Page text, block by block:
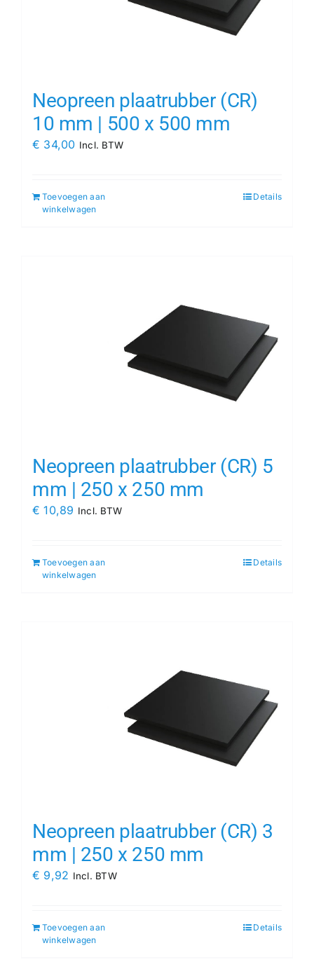
Neopreen plaatrubber (CR)
10 mm | 500 x 500 mm
€ 34,00 Incl. BTW
Toevoegen aan
winkelwagen
Details
Neopreen plaatrubber (CR) 5
mm | 250 x 250 mm
€ 10,89 Incl. BTW
Toevoegen aan
winkelwagen
Details
Neopreen plaatrubber (CR) 3
mm | 250 x 250 mm
€ 9,92 Incl. BTW
Toevoegen aan
winkelwagen
Details